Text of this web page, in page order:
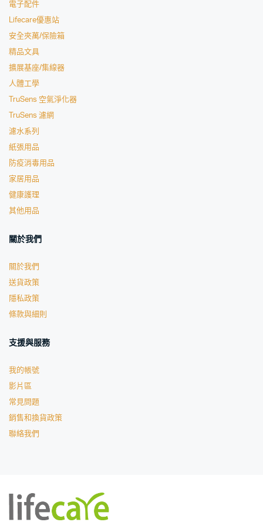
電子配件
Lifecare優惠站
安全夾萬/保險箱
精品文具
擴展基座/集線器
人體工學
TruSens 空氣淨化器
TruSens 濾網
濾水系列
紙張用品
防疫消毒用品
家居用品
健康護理
其他用品
關於我們
關於我們
送貨政策
隱私政策
條款與細則
支援與服務
我的帳號
影片區
常見問題
銷售和換貨政策
聯絡我們